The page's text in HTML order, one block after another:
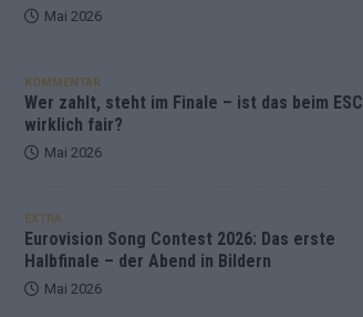
Mai 2026
KOMMENTAR
Wer zahlt, steht im Finale – ist das beim ESC
wirklich fair?
Mai 2026
EXTRA
Eurovision Song Contest 2026: Das erste
Halbfinale – der Abend in Bildern
Mai 2026